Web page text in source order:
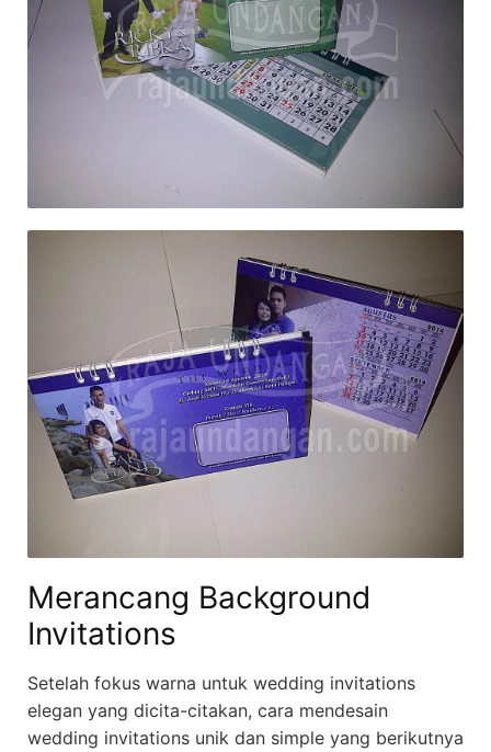
Merancang Background
Invitations
Setelah fokus warna untuk wedding invitations
elegan yang dicita-citakan, cara mendesain
wedding invitations unik dan simple yang berikutnya